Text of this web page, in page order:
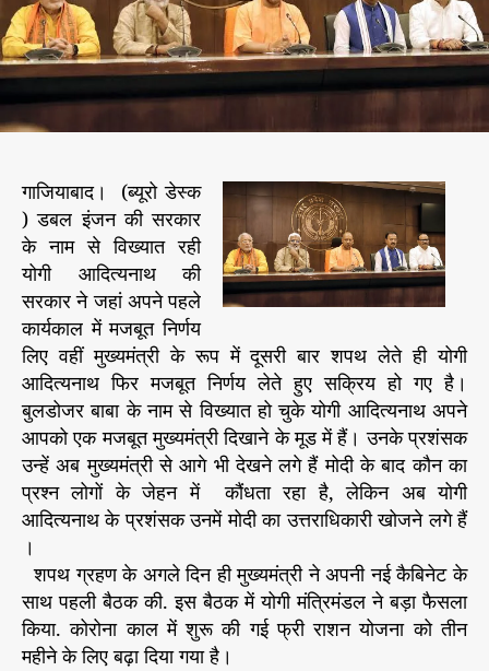
बा
’
ने
र
सं
भा
ल
ते
ही
ए
ज
न
हि
त
का
री
फै
ले
गाजियाबाद। (ब्यूरो डेस्क
) डबल इंजन की सरकार
के नाम से विख्यात रही
योगी आदित्यनाथ की
सरकार ने जहां अपने पहले
कार्यकाल में मजबूत निर्णय
लिए वहीं मुख्यमंत्री के रूप में दूसरी बार शपथ लेते ही योगी
आदित्यनाथ फिर मजबूत निर्णय लेते हुए सक्रिय हो गए है।
बुलडोजर बाबा के नाम से विख्यात हो चुके योगी आदित्यनाथ अपने
आपको एक मजबूत मुख्यमंत्री दिखाने के मूड में हैं। उनके प्रशंसक
उन्हें अब मुख्यमंत्री से आगे भी देखने लगे हैं मोदी के बाद कौन का
प्रश्न लोगों के जेहन में कौंधता रहा है, लेकिन अब योगी
आदित्यनाथ के प्रशंसक उनमें मोदी का उत्तराधिकारी खोजने लगे हैं
।
शपथ ग्रहण के अगले दिन ही मुख्यमंत्री ने अपनी नई कैबिनेट के
साथ पहली बैठक की. इस बैठक में योगी मंत्रिमंडल ने बड़ा फैसला
किया. कोरोना काल में शुरू की गई फ्री राशन योजना को तीन
महीने के लिए बढ़ा दिया गया है।